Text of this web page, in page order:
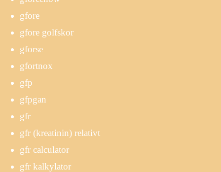
gfore
gfore golfskor
gforse
gfortnox
gfp
gfpgan
gfr
gfr (kreatinin) relativt
gfr calculator
gfr kalkylator